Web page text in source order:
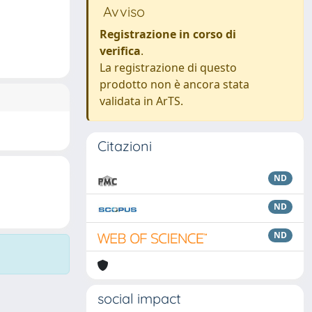
Avviso
Registrazione in corso di
verifica.
La registrazione di questo
prodotto non è ancora stata
validata in ArTS.
Citazioni
ND
ND
ND
social impact